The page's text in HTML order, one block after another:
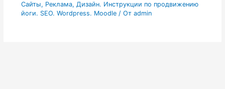
Сайты, Реклама, Дизайн. Инструкции по продвижению
йоги. SEO. Wordpress. Moodle/ От admin